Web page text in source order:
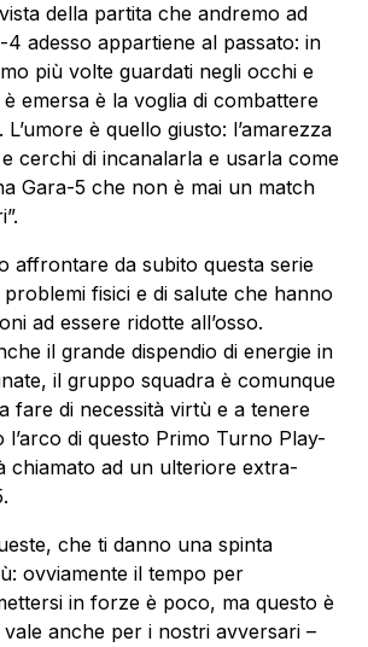
della partita che andremo ad
adesso appartiene al passato: in
più volte guardati negli occhi e
è emersa è la voglia di combattere
è quello giusto: l’amarezza
cerchi di incanalarla e usarla come
Gara-5 che non è mai un match
affrontare da subito questa serie
fisici e di salute che hanno
ad essere ridotte all’osso.
il grande dispendio di energie in
il gruppo squadra è comunque
fare di necessità virtù e a tenere
di questo Primo Turno Play-
chiamato ad un ulteriore extra-
che ti danno una spinta
ovviamente il tempo per
in forze è poco, ma questo è
anche per i nostri avversari –